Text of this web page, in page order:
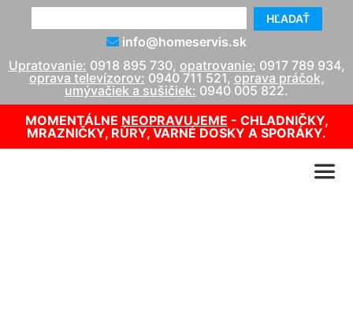
HĽADAŤ
info@homeservis.sk
Upratovanie: 0918 895 730, opatrovanie: 0917 789 934,
oprava televízorov: 0940 711 521, oprava práčok,
umývačiek a sušičiek: 0940 005 822.
MOMENTÁLNE NEOPRAVUJEME - CHLADNIČKY,
MRAZNIČKY, RÚRY, VARNÉ DOSKY A SPORÁKY.